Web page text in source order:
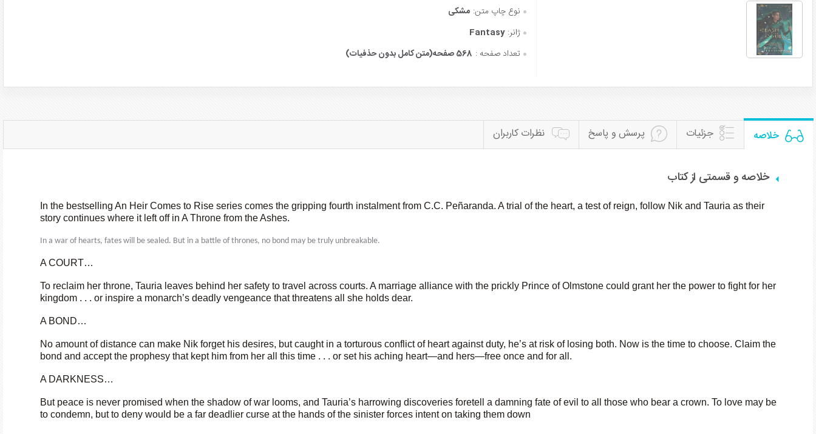
نوع چاپ متن: مشکی
ژانر: Fantasy
تعداد صفحه : 568 صفحه(متن کامل بدون حذفیات)
خلاصه جزئیات پرسش و پاسخ نظرات کاربران
خلاصه و قسمتی از کتاب
In the bestselling An Heir Comes to Rise series comes the gripping fourth instalment from C.C. Peñaranda. A trial of the heart, a test of reign, follow Nik and Tauria as their
story continues where it left off in A Throne from the Ashes.
In a war of hearts, fates will be sealed. But in a battle of thrones, no bond may be truly unbreakable.
A COURT…
To reclaim her throne, Tauria leaves behind her safety to travel across courts. A marriage alliance with the prickly Prince of Olmstone could grant her the power to fight for her
kingdom . . . or inspire a monarch’s deadly vengeance that threatens all she holds dear.
A BOND…
No amount of distance can make Nik forget his desires, but caught in a torturous conflict of heart against duty, he’s at risk of losing both. Now is the time to choose. Claim the
bond and accept the prophesy that kept him from her all this time . . . or set his aching heart—and hers—free once and for all.
A DARKNESS…
But peace is never promised when the shadow of war looms, and Tauria’s harrowing discoveries foretell a damning fate of evil to all those who bear a crown. To love may be
to condemn, but to deny would be a far deadlier curse at the hands of the sinister forces intent on taking them down